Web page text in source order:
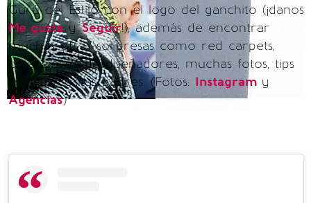
Gurú del Estilo con el logo del ganchito (¡danos
Me gustaySeguir!), además de encontrar
muchas otras sorpresas como red carpets,
colecciones de diseñadores, muchas fotos, tips
y otras cositas padres. (Fotos: Instagram y
Agencias)